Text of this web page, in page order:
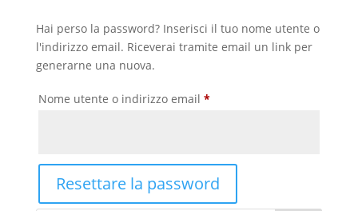
Hai perso la password? Inserisci il tuo nome utente o
l'indirizzo email. Riceverai tramite email un link per
generarne una nuova.
Nome utente o indirizzo email *Richiesto
Resettare la password